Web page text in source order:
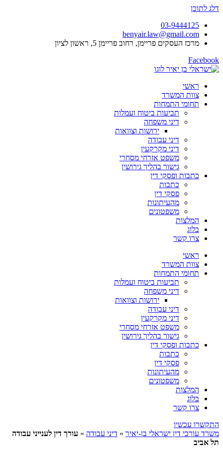
דלג לתוכן
03-9444125
benyair.law@gmail.com
מרכז העסקים פריימן, רחוב פריימן 5, ראשון לציון
Facebook
ראשי
צוות המשרד
תחומי התמחות
תביעות ביטוח ועמלות
דיני משפחה
ירושות וצוואות
דיני עבודה
דיני מקרקעין
משפט אזרחי מסחרי
גישור בהליך גירושין
כתבות ופסקי דין
כתבות
פסקי דין
מהעיתונות
משפטונים
המלצות
בלוג
צרו קשר
ראשי
צוות המשרד
תחומי התמחות
תביעות ביטוח ועמלות
דיני משפחה
ירושות וצוואות
דיני עבודה
דיני מקרקעין
משפט אזרחי מסחרי
גישור בהליך גירושין
כתבות ופסקי דין
כתבות
פסקי דין
מהעיתונות
משפטונים
המלצות
בלוג
צרו קשר
התקשרו עכשיו
משרד עורכי דין ישראלי בן-יאיר » דיני עבודה » עורך דין לענייני עבודה
תל אביב